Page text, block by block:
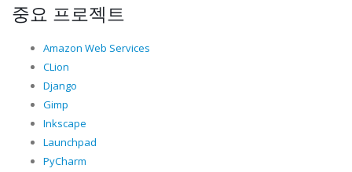
중요 프로젝트
Amazon Web Services
CLion
Django
Gimp
Inkscape
Launchpad
PyCharm